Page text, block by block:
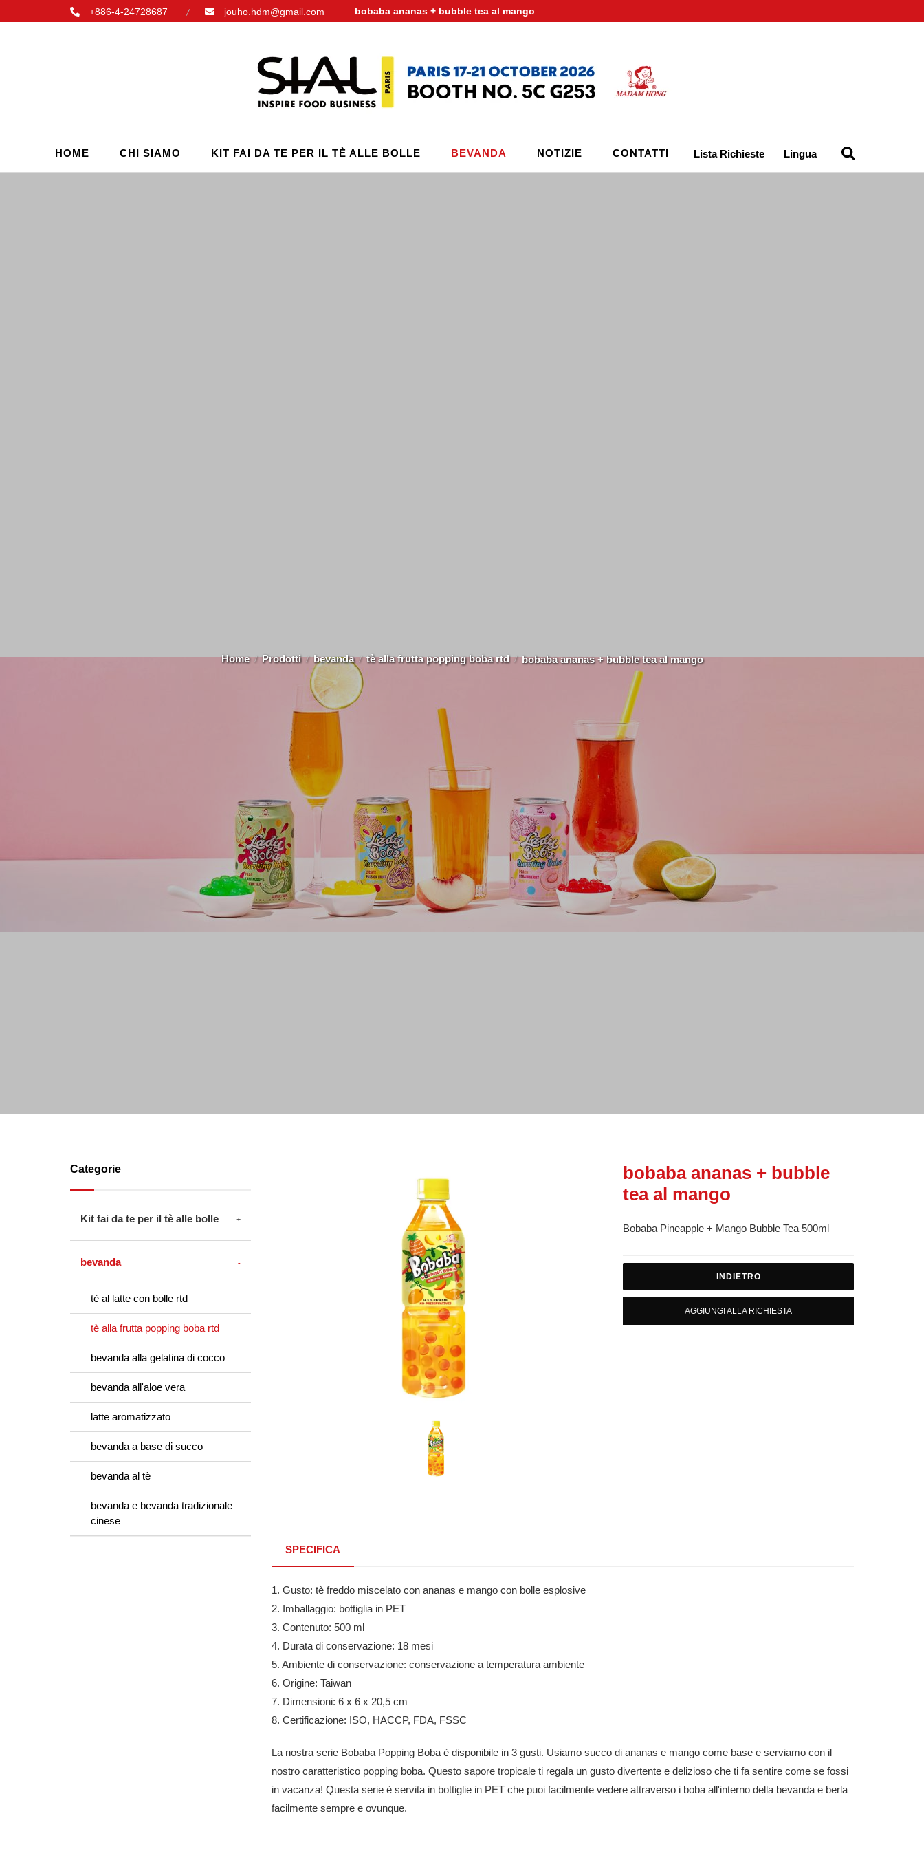
+886-4-24728687 jouho.hdm@gmail.com bobaba ananas + bubble tea al mango
HOME CHI SIAMO KIT FAI DA TE PER IL TÈ ALLE BOLLE BEVANDA NOTIZIE CONTATTI Lista Richieste Lingua
Home Prodotti bevanda tè alla frutta popping boba rtd bobaba ananas + bubble tea al mango
Categorie
Kit fai da te per il tè alle bolle
bevanda
tè al latte con bolle rtd
tè alla frutta popping boba rtd
bevanda alla gelatina di cocco
bevanda all'aloe vera
latte aromatizzato
bevanda a base di succo
bevanda al tè
bevanda e bevanda tradizionale
cinese
bobaba ananas + bubble
tea al mango
Bobaba Pineapple + Mango Bubble Tea 500ml
INDIETRO
AGGIUNGI ALLA RICHIESTA
SPECIFICA
1. Gusto: tè freddo miscelato con ananas e mango con bolle esplosive
2. Imballaggio: bottiglia in PET
3. Contenuto: 500 ml
4. Durata di conservazione: 18 mesi
5. Ambiente di conservazione: conservazione a temperatura ambiente
6. Origine: Taiwan
7. Dimensioni: 6 x 6 x 20,5 cm
8. Certificazione: ISO, HACCP, FDA, FSSC
La nostra serie Bobaba Popping Boba è disponibile in 3 gusti. Usiamo succo di ananas e mango come base e serviamo con il
nostro caratteristico popping boba. Questo sapore tropicale ti regala un gusto divertente e delizioso che ti fa sentire come se fossi
in vacanza! Questa serie è servita in bottiglie in PET che puoi facilmente vedere attraverso i boba all'interno della bevanda e berla
facilmente sempre e ovunque.